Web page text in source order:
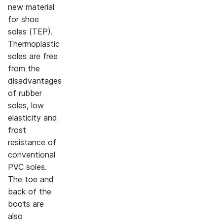
new material
for shoe
soles (TEP).
Thermoplastic
soles are free
from the
disadvantages
of rubber
soles, low
elasticity and
frost
resistance of
conventional
PVC soles.
The toe and
back of the
boots are
also